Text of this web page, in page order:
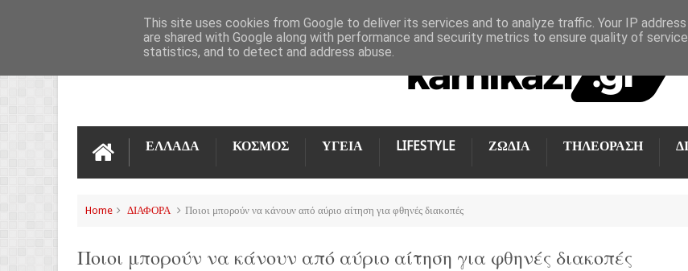
ΕΠΙΚΟΙΝΩΝΊΑ
ΕΛΛΑΔΑ ΚΟΣΜΟΣ ΥΓΕΙΑ LIFESTYLE ΖΩΔΙΑ ΤΗΛΕΟΡΑΣΗ
Home ΔΙΑΦΟΡΑ Ποιοι μπορούν να κάνουν από αύριο αίτηση για φθηνές διακοπές
Ποιοι μπορούν να κάνουν από αύριο αίτηση για φθηνές διακοπές
This site uses cookies from Google to deliver its services and to analyze traffic. Your IP
are shared with Google along with performance and security metrics to ensure quality of
statistics, and to detect and address abuse.